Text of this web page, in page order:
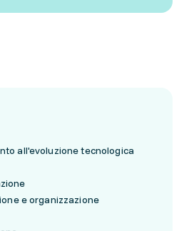
all'evoluzione tecnologica
e organizzazione